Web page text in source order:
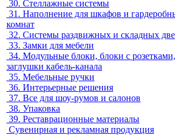
30. Стеллажные системы
31. Наполнение для шкафов и
комнат
32. Системы раздвижных и складных
33. Замки для мебели
34. Модульные блоки, блоки с розетками,
заглушки кабель-канала
35. Мебельные ручки
36. Интерьерные решения
37. Все для шоу-румов и салонов
38. Упаковка
39. Реставрационные материалы
Сувенирная и рекламная продукция